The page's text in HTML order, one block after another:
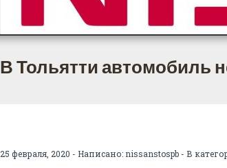
В Тольятти автомобиль
25 февраля, 2020 - Написано: nissanstospb - В